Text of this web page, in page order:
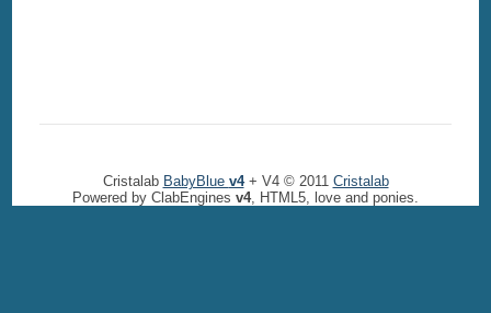
Cristalab BabyBlue v4+ V4 © 2011 Cristalab
Powered by ClabEngines v4, HTML5, love and ponies.